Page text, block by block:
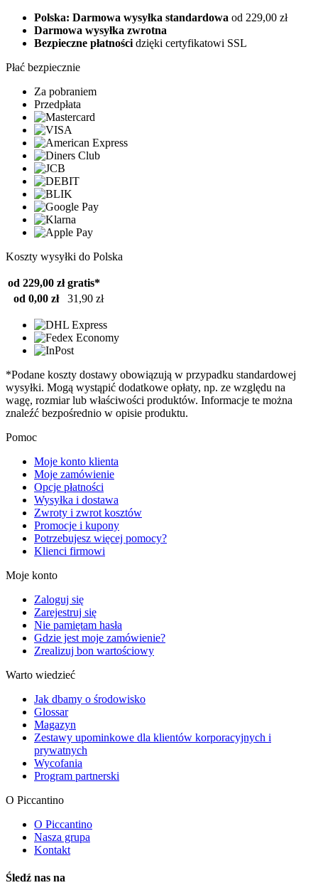
Polska: Darmowa wysyłka standardowa od 229,00 zł
Darmowa wysyłka zwrotna
Bezpieczne płatności dzięki certyfikatowi SSL
Płać bezpiecznie
Za pobraniem
Przedpłata
Koszty wysyłki do Polska
od 229,00 zł gratis*
od 0,00 zł
31,90 zł
*Podane koszty dostawy obowiązują w przypadku standardowej
wysyłki. Mogą wystąpić dodatkowe opłaty, np. ze względu na
wagę, rozmiar lub właściwości produktów. Informacje te można
znaleźć bezpośrednio w opisie produktu.
Pomoc
Moje konto klienta
Moje zamówienie
Opcje płatności
Wysyłka i dostawa
Zwroty i zwrot kosztów
Promocje i kupony
Potrzebujesz więcej pomocy?
Klienci firmowi
Moje konto
Zaloguj się
Zarejestruj się
Nie pamiętam hasła
Gdzie jest moje zamówienie?
Zrealizuj bon wartościowy
Warto wiedzieć
Jak dbamy o środowisko
Glossar
Magazyn
Zestawy upominkowe dla klientów korporacyjnych i
prywatnych
Wycofania
Program partnerski
O Piccantino
O Piccantino
Nasza grupa
Kontakt
Śledź nas na